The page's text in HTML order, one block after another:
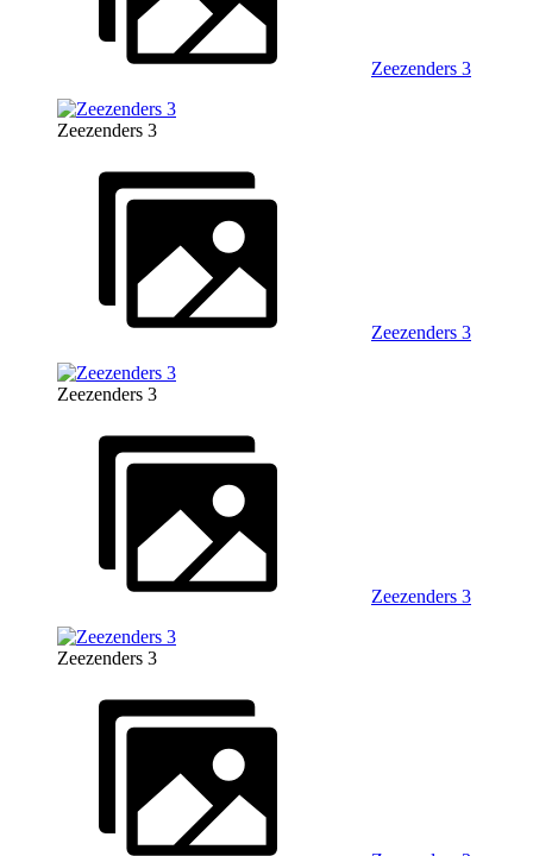
Zeezenders 3
Zeezenders 3
Zeezenders 3
Zeezenders 3
Zeezenders 3
Zeezenders 3